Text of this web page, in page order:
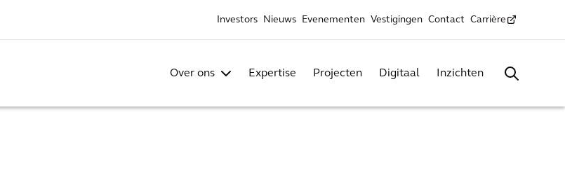
Investors Nieuws Evenementen Vestigingen Contact Carrière
Over ons Expertise Projecten Digitaal Inzichten